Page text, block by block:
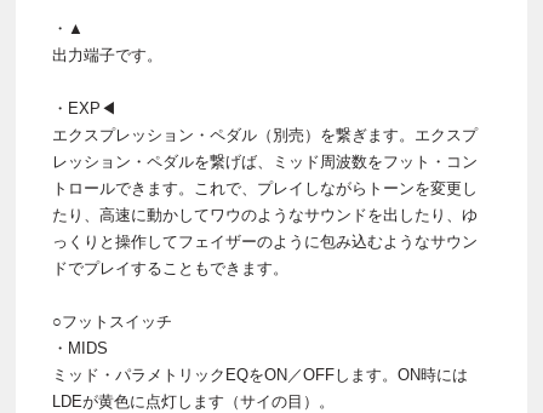
・▲
出力端子です。
・EXP◀
エクスプレッション・ペダル（別売）を繋ぎます。エクスプ
レッション・ペダルを繋げば、ミッド周波数をフット・コン
トロールできます。これで、プレイしながらトーンを変更し
たり、高速に動かしてワウのようなサウンドを出したり、ゆ
っくりと操作してフェイザーのように包み込むようなサウン
ドでプレイすることもできます。
○フットスイッチ
・MIDS
ミッド・パラメトリックEQをON／OFFします。ON時には
LDEが黄色に点灯します（サイの目）。